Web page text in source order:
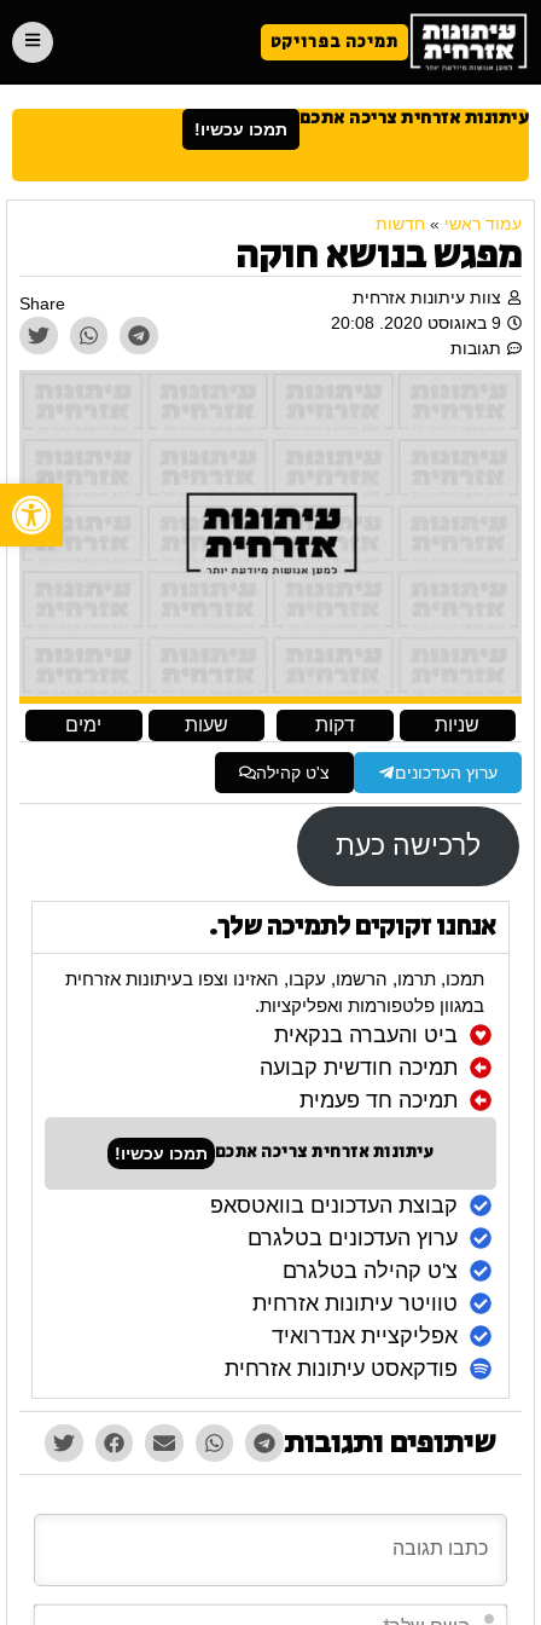
תמיכה בפרויקט
עיתונות אזרחית צריכה אתכם תמכו עכשיו!
עמוד ראשי » חדשות
מפגש בנושא חוקה
צוות עיתונות אזרחית
9 באוגוסט 2020. 20:08
תגובות
Share
ימים שעות דקות שניות
ערוץ העדכונים צ'ט קהילה
לרכישה כעת
אנחנו זקוקים לתמיכה שלך.
תמכו, תרמו, הרשמו, עקבו, האזינו וצפו בעיתונות אזרחית
במגוון פלטפורמות ואפליקציות.
ביט והעברה בנקאית
תמיכה חודשית קבועה
תמיכה חד פעמית
עיתונות אזרחית צריכה אתכם תמכו עכשיו!
קבוצת העדכונים בוואטסאפ
ערוץ העדכונים בטלגרם
צ'ט קהילה בטלגרם
טוויטר עיתונות אזרחית
אפליקציית אנדרואיד
פודקאסט עיתונות אזרחית
שיתופים ותגובות